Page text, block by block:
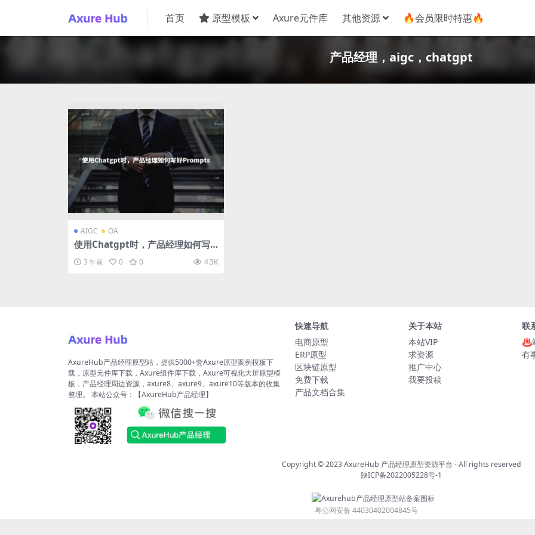
首页 原型模板 Axure元件库 其他资源 🔥会员限时特惠🔥
产品经理，aigc，chatgpt
AIGC OA
使用Chatgpt时，产品经理如何写
3 年前 0 0 4.3K
AxureHub产品经理原型站，提供5000+套Axure原型案例模板下
载，原型元件库下载，Axure组件库下载，Axure可视化大屏原型模
板，产品经理周边资源，axure8、axure9、axure10等版本的收集
整理。 本站公众号：【AxureHub产品经理】
快速导航
电商原型
ERP原型
区块链原型
免费下载
产品文档合集
关于本站
本站VIP
求资源
推广中心
我要投稿
联
♨️
有
Copyright © 2023AxureHub 产品经理原型资源平台 - All rights reserved
陕ICP备2022005228号-1
粤公网安备 44030402004845号